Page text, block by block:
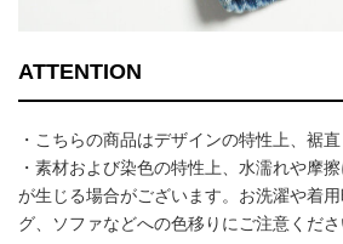
ATTENTION
・こちらの商品はデザインの特性上、裾直
・素材および染色の特性上、水濡れや摩
が生じる場合がございます。お洗濯や着
グ、ソファなどへの色移りにご注意くださ